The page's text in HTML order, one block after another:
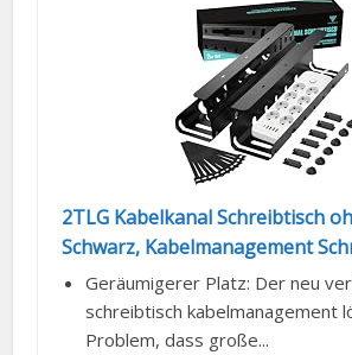
2TLG Kabelkanal Schreibtisch
Schwarz, Kabelmanagement
Geräumigerer Platz: Der neu
schreibtisch kabelmanagement
Problem, dass große...